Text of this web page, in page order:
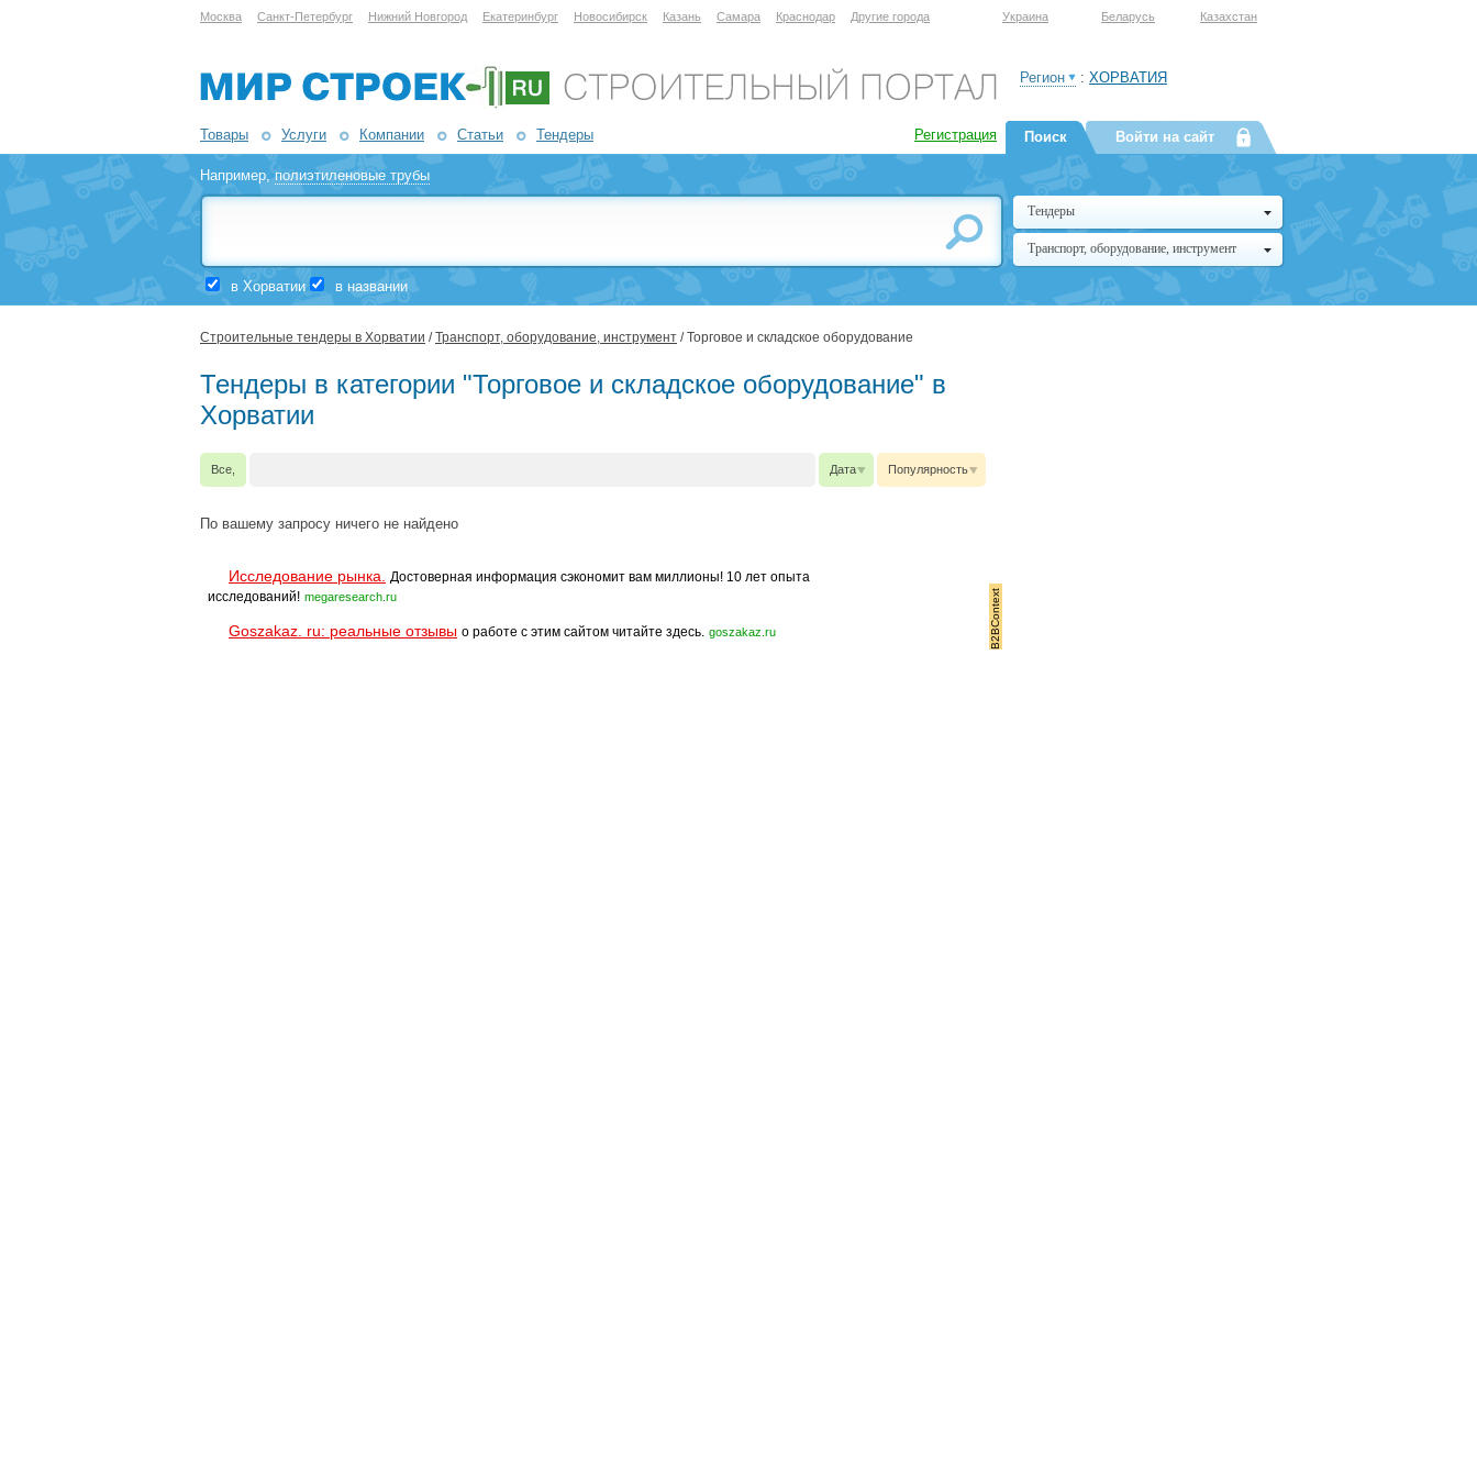
Москва Санкт-Петербург Нижний Новгород Екатеринбург Новосибирск Казань Самара Краснодар Другие города Украина Беларусь Казахстан
Товары Услуги Компании Статьи Тендеры Регистрация
Регион : ХОРВАТИЯ
Например,полиэтиленовые трубы
в Хорватии в названии
Поиск Войти на сайт
Тендеры
Транспорт, оборудование, инструмент
Строительные тендеры в Хорватии /Транспорт, оборудование, инструмент / Торговое и складское оборудование
Тендеры в категории "Торговое и складское оборудование" в
Хорватии
Все, Дата Популярность
По вашему запросу ничего не найдено
Исследование рынка.
Достоверная информация сэкономит вам миллионы! 10 лет опыта
исследований! megaresearch.ru
Goszakaz. ru: реальные отзывы о работе с этим сайтом читайте здесь. goszakaz.ru